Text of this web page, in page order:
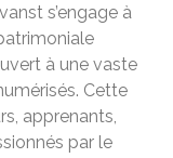
s’engage à
à une vaste
Cette
apprenants,
par le